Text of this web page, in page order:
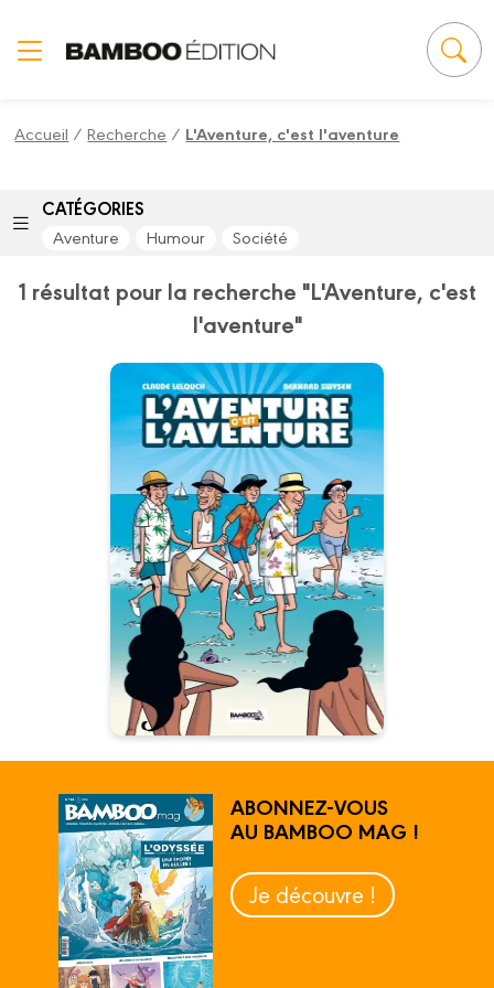
Accueil /Recherche / L'Aventure, c'est l'aventure
CATÉGORIES
Aventure Humour Société
1 résultat pour la recherche "L'Aventure, c'est
l'aventure"
L'Aventure, c'est
l'aventure -
Coffret Collector
BD et DVD
Date de parution :
08/09/2010
ABONNEZ-VOUS
AU BAMBOO MAG !
Je découvre !